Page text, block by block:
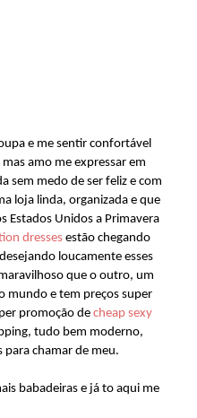
e me sentir confortável
amo me expressar em
sem medo de ser feliz e com
loja linda, organizada e que
Estados Unidos a Primavera
dressesestão chegando
loucamente esses
que o outro, um
mundo e tem preços super
promoção decheap sexy
tudo bem moderno,
chamar de meu.
babadeiras e já to aqui me